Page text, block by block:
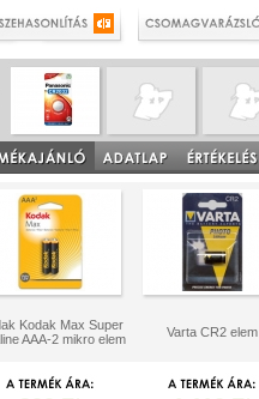
Kodak Max Super
AAA-2 mikro elem
Varta CR2 elem